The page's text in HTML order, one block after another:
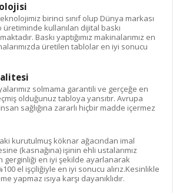
birinci sınıf olup Dünya markası
kullanılan dijital baskı
Baskı yaptığımız makinalarımız en
üretilen tablolar en iyi sonucu
solmama garantili ve gerçeğe en
olduğunuz tabloya yansıtır. Avrupa
sağlığına zararlı hiçbir madde içermez
kurutulmuş köknar ağacından imal
(kasnağına) işinin ehli ustalarımız
gerginliği en iyi şekilde ayarlanarak
el işçiliğiyle en iyi sonucu alırız.Kesinlikle
yapmaz ısıya karşı dayanıklıdır.